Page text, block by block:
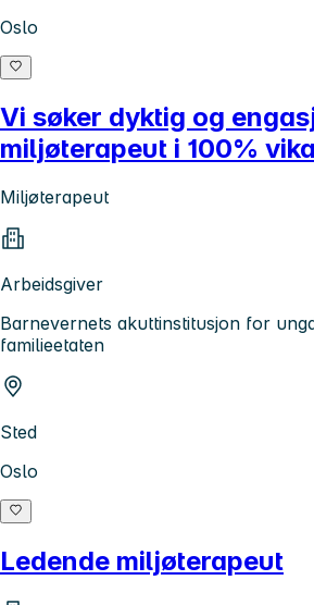
Oslo
Vi søker dyktig og
miljøterapeut i 100%
Miljøterapeut
Arbeidsgiver
Barnevernets akuttinstitusjon for
familieetaten
Sted
Oslo
Ledende miljøterapeut